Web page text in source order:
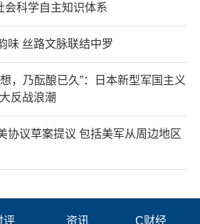
会科学自主知识体系
味 丝路文脉联结中罗
，乃酝酿已久”：日本新型军国主义
反战浪潮
协议草案提议 包括美军从周边地区
评 资讯 C财经